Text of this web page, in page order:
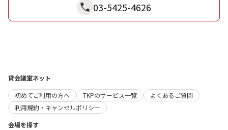
03-5425-4626
貸会議室ネット
初めてご利用の方へ
TKPのサービス一覧
よくあるご質問
利用規約・キャンセルポリシー
会場を探す